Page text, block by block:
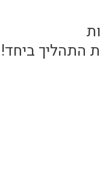
התהליך ביחד!